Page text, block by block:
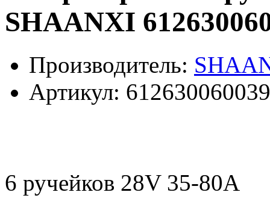
SHAANXI
Производитель:
Артикул: 612630060039
6 ручейков 28V 35-80A